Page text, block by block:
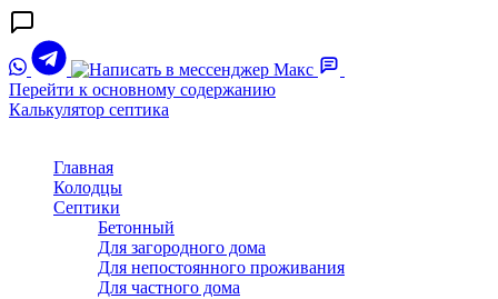
Перейти к основному содержанию
Калькулятор септика
Главная
Колодцы
Септики
Бетонный
Для загородного дома
Для непостоянного проживания
Для частного дома